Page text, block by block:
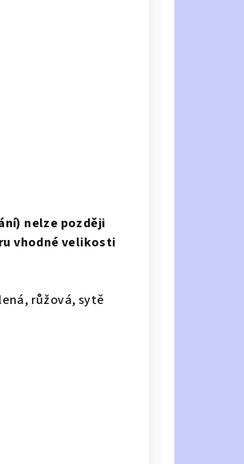
nelze později
vhodné velikosti
růžová, sytě